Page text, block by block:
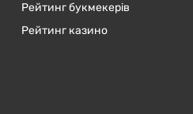
Рейтинг букмекерів
Рейтинг казино